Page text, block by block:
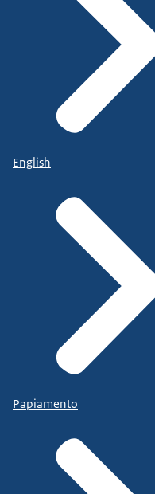
English
Papiamento